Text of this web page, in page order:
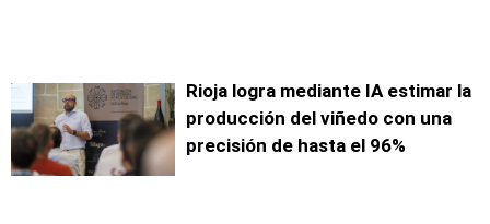
Rioja logra mediante IA estimar la
producción del viñedo con una
precisión de hasta el 96%